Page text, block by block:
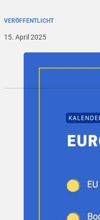
VERÖFFENTLICHT
15. April 2025